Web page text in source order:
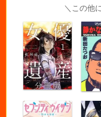
＼この他